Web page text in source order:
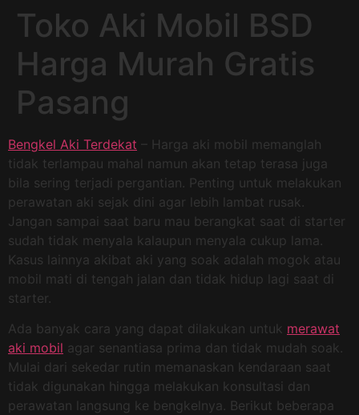
Toko Aki Mobil BSD
Harga Murah Gratis
Pasang
Bengkel Aki Terdekat – Harga aki mobil memanglah
tidak terlampau mahal namun akan tetap terasa juga
bila sering terjadi pergantian. Penting untuk melakukan
perawatan aki sejak dini agar lebih lambat rusak.
Jangan sampai saat baru mau berangkat saat di starter
sudah tidak menyala kalaupun menyala cukup lama.
Kasus lainnya akibat aki yang soak adalah mogok atau
mobil mati di tengah jalan dan tidak hidup lagi saat di
starter.
Ada banyak cara yang dapat dilakukan untuk merawat
aki mobil agar senantiasa prima dan tidak mudah soak.
Mulai dari sekedar rutin memanaskan kendaraan saat
tidak digunakan hingga melakukan konsultasi dan
perawatan langsung ke bengkelnya. Berikut beberapa